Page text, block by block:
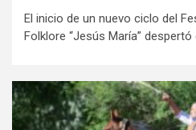
El inicio de un nuevo ciclo del
Folklore “Jesús María”